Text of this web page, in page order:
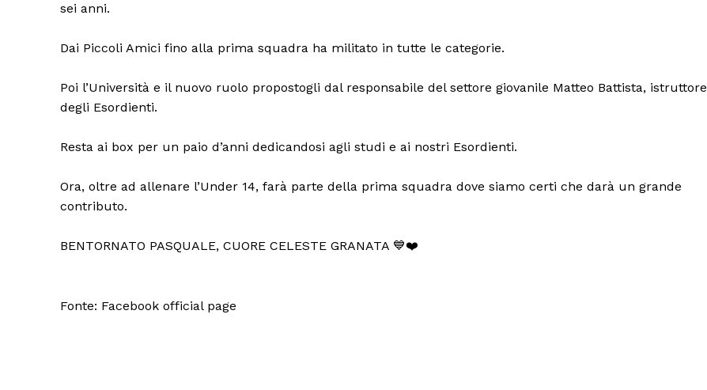
sei anni.
Dai Piccoli Amici fino alla prima squadra ha militato in tutte le categorie.
Poi l’Università e il nuovo ruolo propostogli dal responsabile del settore giovanile Matteo Battista, istruttore
degli Esordienti.
Resta ai box per un paio d’anni dedicandosi agli studi e ai nostri Esordienti.
Ora, oltre ad allenare l’Under 14, farà parte della prima squadra dove siamo certi che darà un grande
contributo.
BENTORNATO PASQUALE, CUORE CELESTE GRANATA 💙❤️
Fonte: Facebook official page